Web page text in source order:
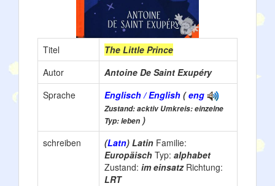
Titel
The Little Prince
Autor
Antoine De Saint Exupéry
Sprache
Englisch / English (eng
Zustand: acktiv Umkreis: einzelne
Typ: leben )
schreiben
(Latn) Latin Familie:
Europäisch Typ: alphabet
Zustand: im einsatz Richtung:
LRT